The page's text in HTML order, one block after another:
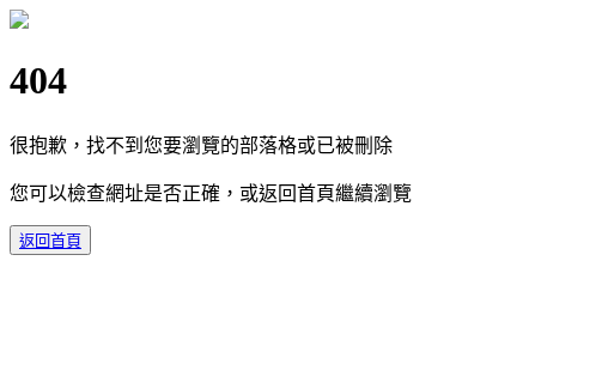
404
很抱歉，找不到您要瀏覽的部落格或已被刪除
您可以檢查網址是否正確，或返回首頁繼續瀏覽
返回首頁